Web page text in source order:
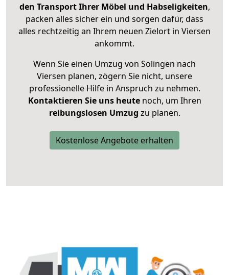
den Transport Ihrer Möbel und Habseligkeiten,
packen alles sicher ein und sorgen dafür, dass
alles rechtzeitig an Ihrem neuen Zielort in Viersen
ankommt.
Wenn Sie einen Umzug von Solingen nach
Viersen planen, zögern Sie nicht, unsere
professionelle Hilfe in Anspruch zu nehmen.
Kontaktieren Sie uns heutenoch, um Ihren
reibungslosen Umzug zu planen.
Kostenlose Angebote erhalten